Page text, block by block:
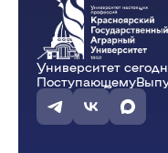
Университет
Поступающему